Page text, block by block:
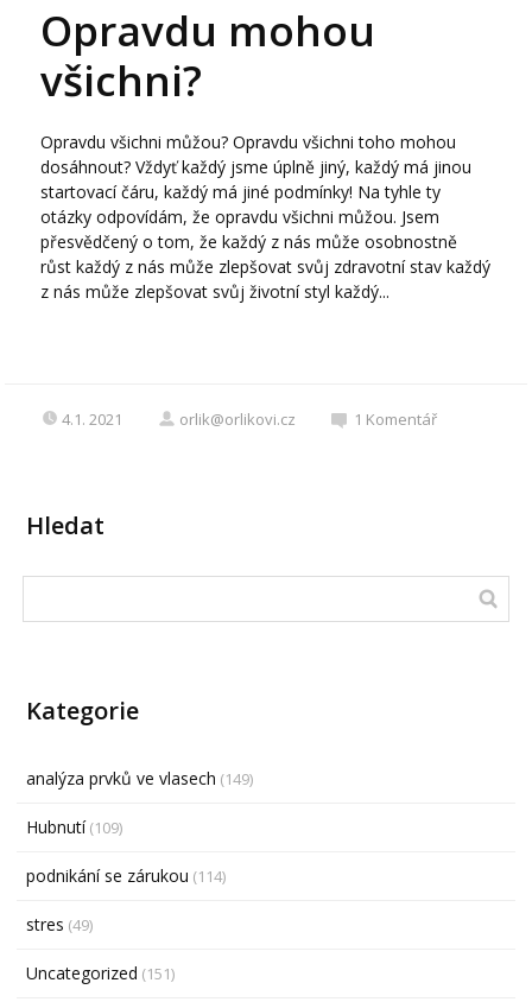
Opravdu mohou
všichni?
Opravdu všichni můžou? Opravdu všichni toho mohou
dosáhnout? Vždyť každý jsme úplně jiný, každý má jinou
startovací čáru, každý má jiné podmínky! Na tyhle ty
otázky odpovídám, že opravdu všichni můžou. Jsem
přesvědčený o tom, že každý z nás může osobnostně
růst každý z nás může zlepšovat svůj zdravotní stav každý
z nás může zlepšovat svůj životní styl každý...
4.1. 2021 orlik@orlikovi.cz 1 Komentář
Hledat
Kategorie
analýza prvků ve vlasech (149)
Hubnutí(109)
podnikání se zárukou (114)
stres (49)
Uncategorized (151)